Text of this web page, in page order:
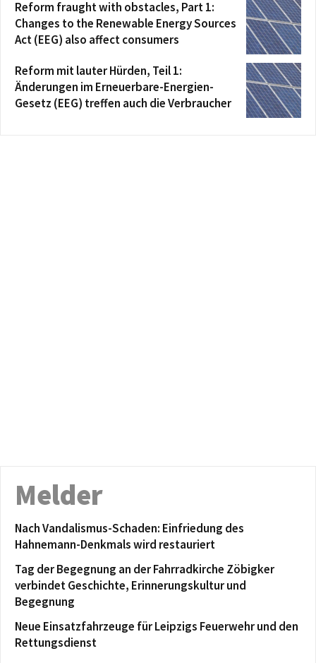
Reform fraught with obstacles, Part 1:
Changes to the Renewable Energy Sources
Act (EEG) also affect consumers
Reform mit lauter Hürden, Teil 1:
Änderungen im Erneuerbare-Energien-
Gesetz (EEG) treffen auch die Verbraucher
Melder
Nach Vandalismus-Schaden: Einfriedung des
Hahnemann-Denkmals wird restauriert
Tag der Begegnung an der Fahrradkirche Zöbigker
verbindet Geschichte, Erinnerungskultur und
Begegnung
Neue Einsatzfahrzeuge für Leipzigs Feuerwehr und den
Rettungsdienst